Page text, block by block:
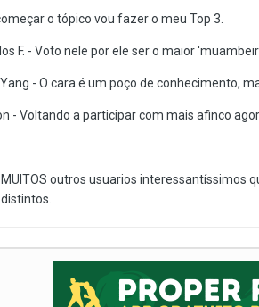
o tópico vou fazer o meu Top 3.
F. - Voto nele por ele ser o maior
- O cara é um poço de conhecimento,
- Voltando a participar com mais afinco
outros usuarios interessantíssimos